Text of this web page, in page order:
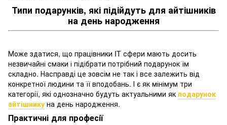
Типи подарунків, які підійдуть для айтішників
на день народження
Може здатися, що працівники IT сфери мають досить
незвичайні смаки і підібрати потрібний подарунок їм
складно. Насправді це зовсім не так і все залежить від
конкретної людини та її вподобань. І є як мінімум три
категорії, які однозначно будуть актуальними як подарунок
айтішнику на день народження.
Практичні для професії